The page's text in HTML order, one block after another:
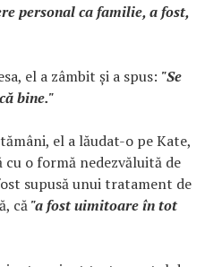
personal ca familie, a fost,
el a zâmbit și a spus: "Se
bine."
el a lăudat-o pe Kate,
o formă nedezvăluită de
supusă unui tratament de
că"a fost uimitoare în tot